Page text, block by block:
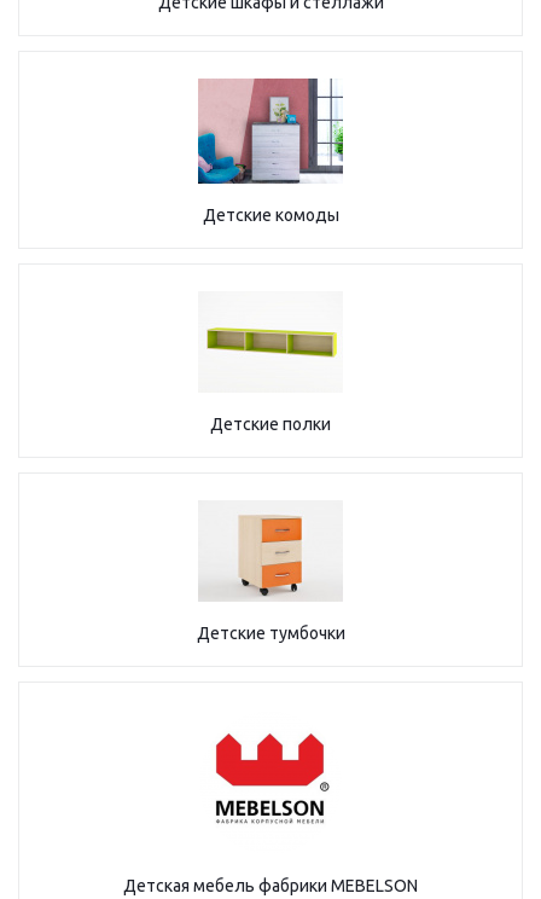
Детские комоды
Детские полки
Детские тумбочки
Детская мебель фабрики MEBELSON